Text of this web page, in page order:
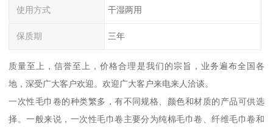
使用方式 干湿两用
保质期 三年
质量至上，信誉至上，价格合理是我们的宗旨，业务遍布全国各
地，深受广大客户欢迎。欢迎广大客户来电来人洽谈。
一次性毛巾卷的种类繁多，有不同规格、颜色和材质的产品可供选
择。一般来说，一次性毛巾卷主要分为纯棉毛巾卷、纤维毛巾卷和